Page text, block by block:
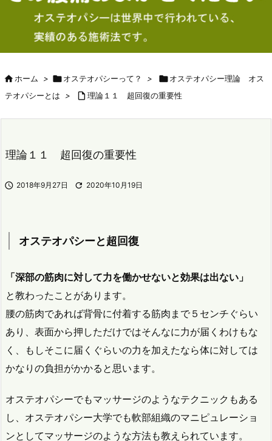
ホーム > オステオパシーって？ > オステオパシー理論 オス
テオパシーとは
>  理論１１ 超回復の重要性
理論１１ 超回復の重要性
 2018年9月27日  2020年10月19日
オステオパシーと超回復
「深部の筋肉に対して力を働かせないと効果は出ない」
と教わったことがあります。
腰の筋肉であれば背骨に付着する筋肉まで５センチぐらい
あり、表面から押しただけではそんなに力が届くわけもな
く、もしそこに届くぐらいの力を加えたなら体に対しては
かなりの負担がかかると思います。
オステオパシーでもマッサージのようなテクニックもある
し、オステオパシー大学でも軟部組織のマニピュレーショ
ンとしてマッサージのような方法も教えられています。